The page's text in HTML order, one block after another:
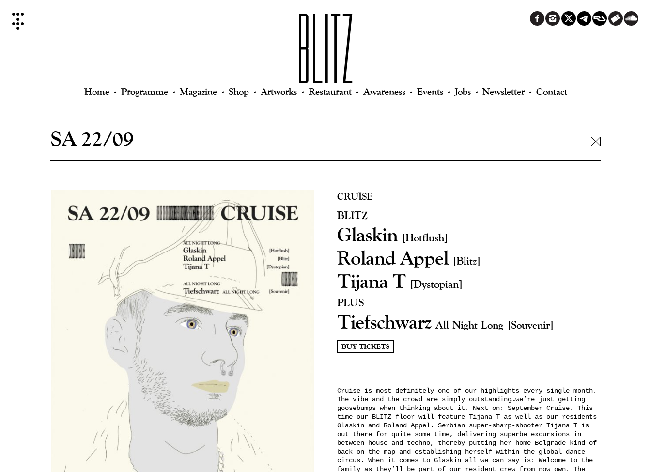
content
Home Programme Magazine Shop Artworks Restaurant Awareness Events Jobs Newsletter Contact
SA 22/09
CRUISE
BLITZ
Glaskin [Hotflush]
Roland Appel [Blitz]
Tijana T [Dystopian]
PLUS
Tiefschwarz All Night Long [Souvenir]
BUY TICKETS
Cruise is most definitely one of our highlights every single month.
The vibe and the crowd are simply outstanding…we’re just getting
goosebumps when thinking about it. Next on: September Cruise. This
time our BLITZ floor will feature Tijana T as well as our residents
Glaskin and Roland Appel. Serbian super-sharp-shooter Tijana T is
out there for quite some time, delivering superbe excursions in
between house and techno, thereby putting her home Belgrade kind of
back on the map and establishing herself within the global dance
circus. When it comes to Glaskin all we can say is: Welcome to the
family as they’ll be part of our resident crew from now own. The